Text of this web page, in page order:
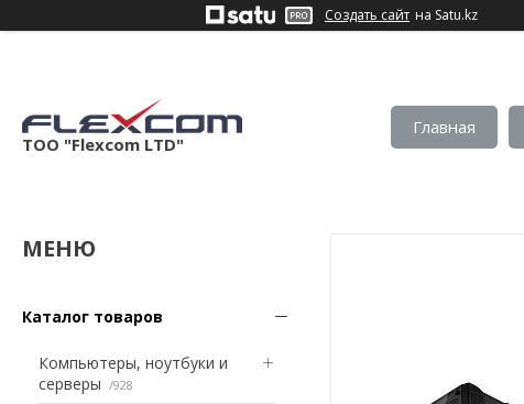
Создать сайт на Satu.kz
ТОО "Flexcom LTD"
Главная
Каталог товаров
Компьютеры, ноутбуки и
серверы
928